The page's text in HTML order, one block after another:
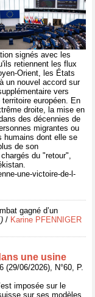
signés avec les
retiennent les flux
Orient, les États
un nouvel accord sur
vers
européen. En
droite, la mise en
des décennies de
migrantes ou
humains dont elle se
de son
du "retour",
une-victoire-de-l-
gagné d’un
/ Karine PFENNIGER
une usine
(29/06/2026), N°60, P.
imposée sur le
sur ses modèles